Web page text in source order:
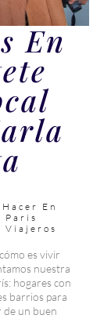
En
En
Paris
Viajeros
es vivir
nuestra
hogares con
barrios para
de un buen